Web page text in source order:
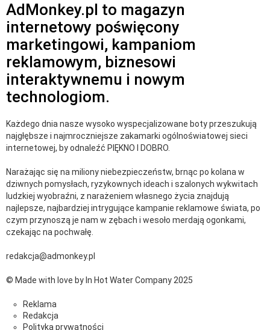
AdMonkey.pl to magazyn
internetowy poświęcony
marketingowi, kampaniom
reklamowym, biznesowi
interaktywnemu i nowym
technologiom.
Każdego dnia nasze wysoko wyspecjalizowane boty przeszukują
najgłębsze i najmroczniejsze zakamarki ogólnoświatowej sieci
internetowej, by odnaleźć PIĘKNO I DOBRO.
Narażając się na miliony niebezpieczeństw, brnąc po kolana w
dziwnych pomysłach, ryzykownych ideach i szalonych wykwitach
ludzkiej wyobraźni, z narażeniem własnego życia znajdują
najlepsze, najbardziej intrygujące kampanie reklamowe świata, po
czym przynoszą je nam w zębach i wesoło merdają ogonkami,
czekając na pochwałę.
redakcja@admonkey.pl
© Made with love by In Hot Water Company 2025
Reklama
Redakcja
Polityka prywatności